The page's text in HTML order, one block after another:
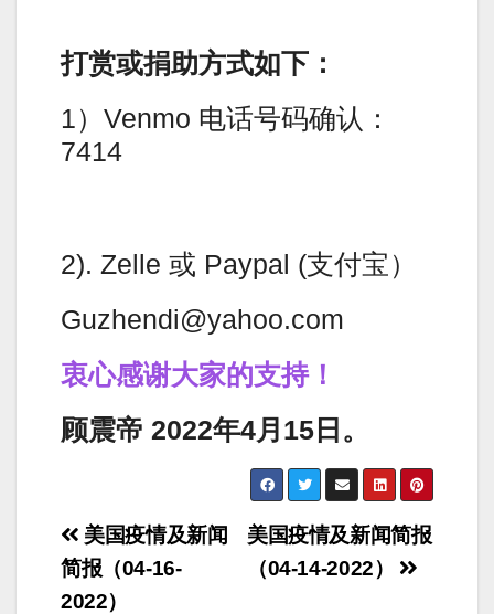
打赏或捐助方式如下：
1）Venmo 电话号码确认：
7414
2). Zelle 或 Paypal (支付宝）
Guzhendi@yahoo.com
衷心感谢大家的支持！
顾震帝 2022年4月15日。
Post
navigation
美国疫情及新闻简报
（04-14-2022）
美国疫情及新闻
简报（04-16-
2022）